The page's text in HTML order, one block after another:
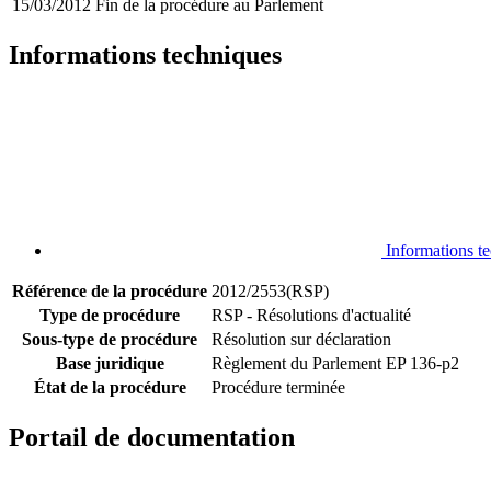
15/03/2012 Fin de la procédure au Parlement
Informations techniques
Informations
Référence de la procédure 2012/2553(RSP)
Type de procédure
RSP - Résolutions d'actualité
Sous-type de procédure
Résolution sur déclaration
Base juridique
Règlement du Parlement EP 136-p2
État de la procédure
Procédure terminée
Portail de documentation